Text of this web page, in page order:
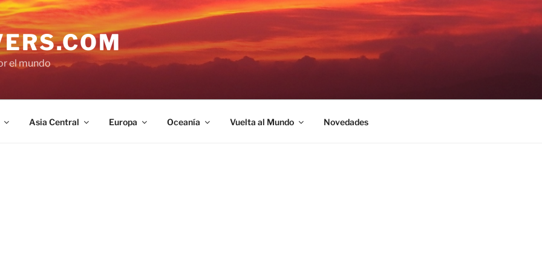
el mundo
Asia Central Europa Oceanía Vuelta al Mundo Novedades